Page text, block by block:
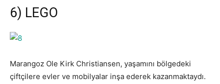
6) LEGO
Marangoz Ole Kirk Christiansen, yaşamını bölgedeki
çiftçilere evler ve mobilyalar inşa ederek kazanmaktaydı.